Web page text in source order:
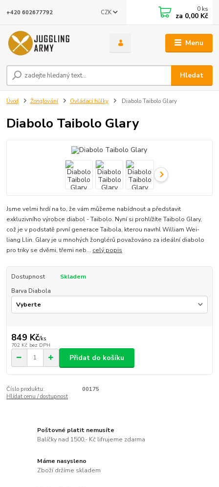
Menu
CZK
Hledat
+420 602677792 0 ks
za 0,00 Kč
Úvod Žonglování Ovládací hůlky Diabolo Taibolo Glary
Diabolo Taibolo Glary
Jsme velmi hrdí na to, že vám můžeme nabídnout a představit
exkluzivního výrobce diabol - Taibolo. Nyní si prohlížíte Taibolo Glary,
což je v podstatě první generace Taibola, kterou navrhl William Wei-
liang Llin. Glary je u mnohých žonglérů považováno za ideální diabolo
pro triky se dvěmi, třemi neb... celý popis
Dostupnost
Skladem
Barva Diabola
849 Kč/ks
702 Kč bez DPH
Přidat do košíku
Číslo produktu:
00175
Hlídat cenu / dostupnost
Poštovné platit nemusíte
Balíčky nad 1500,- Kč lifrujeme zdarma
Máme nasysleno
Zboží držíme skladem